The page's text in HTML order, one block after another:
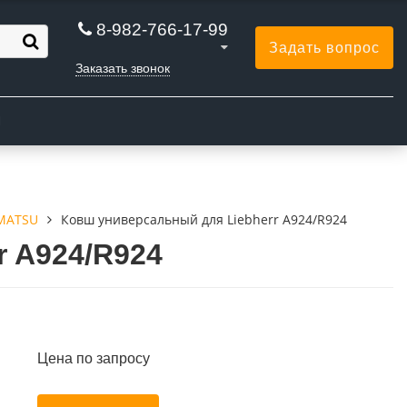
8-982-766-17-99
Заказать звонок
Задать вопрос
Ковш универсальный для Liebherr A924/R924
R924
Цена по запросу